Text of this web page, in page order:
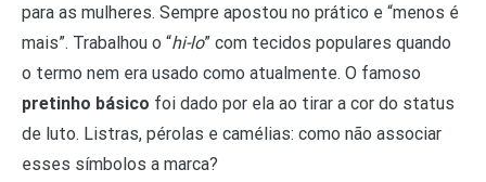
para as mulheres. Sempre apostou no prático e “menos é
mais”. Trabalhou o “hi-lo” com tecidos populares quando
o termo nem era usado como atualmente. O famoso
pretinho básico foi dado por ela ao tirar a cor do status
de luto. Listras, pérolas e camélias: como não associar
esses símbolos a marca?